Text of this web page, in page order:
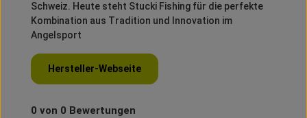
Schweiz. Heute steht Stucki Fishing für die perfekte
Kombination aus Tradition und Innovation im
Angelsport
Hersteller-Webseite
0 von 0 Bewertungen